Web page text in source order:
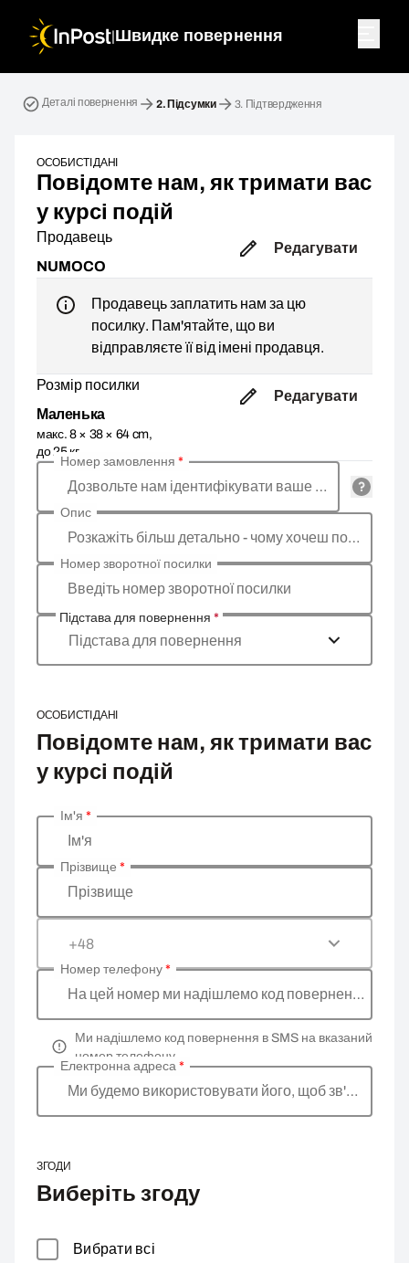
| Швидке повернення
Деталі повернення 2. Підсумки 3. Підтвердження
ОСОБИСТІ ДАНІ
Повідомте нам, як тримати вас
у курсі подій
Продавець
NUMOCO
Редагувати
Продавець заплатить нам за цю
посилку. Пам'ятайте, що ви
відправляєте її від імені продавця.
Розмір посилки
Маленька
макс. 8 × 38 × 64 cm,
до 25 кг
Редагувати
Дозвольте нам ідентифікувати ваше замовлення
Номер замовлення *
Розкажіть більш детально - чому хочеш повернути товар, яка причина?
Опис
Введіть номер зворотної посилки
Номер зворотної посилки
Підстава для повернення *
Підстава для повернення
ОСОБИСТІ ДАНІ
Повідомте нам, як тримати вас
у курсі подій
Введіть ваші особисті дані
Ім'я
Ім'я *
Прізвище
Прізвище *
+48
На цей номер ми надішлемо код повернення
Номер телефону*
Ми надішлемо код повернення в SMS на вказаний
номер телефону
Ми будемо використовувати його, щоб зв'язатися
Електронна адреса*
ЗГОДИ
Виберіть згоду
Вибрати всі